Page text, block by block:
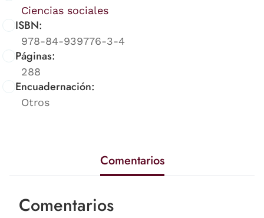
Ciencias sociales
ISBN:
978-84-939776-3-4
Páginas:
288
Encuadernación:
Otros
Comentarios
Comentarios